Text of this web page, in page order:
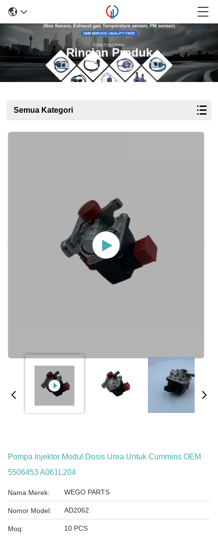
Rincian Produk
Semua Kategori
Pompa Injektor Modul Dosis Urea Untuk Cummins OEM
5506453 A061L204
Nama Merek: WEGO PARTS
Nomor Model: AD2062
Moq: 10 PCS